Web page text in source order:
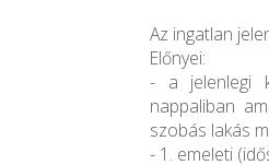
Az ingatlan
Előnyei:
- a jelenlegi
nappaliban
szobás lakás
- 1. emeleti